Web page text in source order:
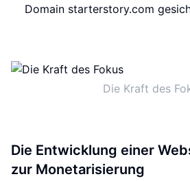
Domain starterstory.com
Die Kraft des
Die Entwicklung einer
zur Monetarisierung